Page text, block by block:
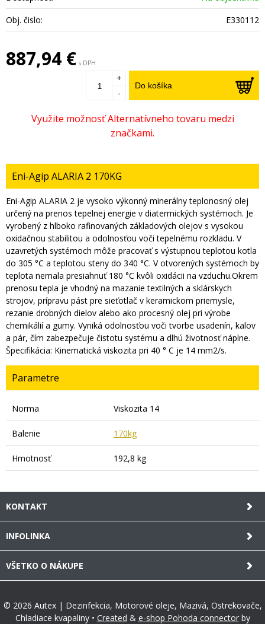
Obj. čislo:
E330112
887,94 € s DPH
Do košíka
+
-
Eni-Agip ALARIA 2 170KG
Eni-Agip ALARIA 2 je vysoko výkonný minerálny teplonosný olej
určený na prenos tepelnej energie v diatermických systémoch. Je
vyrobený z hlboko rafinovaných základových olejov s vysokou
oxidačnou stabilitou a odolnosťou voči tepelnému rozkladu. V
uzavretých systémoch môže pracovať s výstupnou teplotou kotla
do 305 °C a teplotou steny do 340 °C. V otvorených systémoch by
teplota nemala presiahnuť 180 °C kvôli oxidácii na vzduchu.Okrem
prenosu tepla je vhodný na mazanie textilných a sklárskych
strojov, prípravu pást pre sieťotlač v keramickom priemysle,
rezanie drobných dielov alebo ako procesný olej pri výrobe
chemikálií a gumy. Vyniká odolnosťou voči tvorbe usadenín, kalov
a pár, čím zabezpečuje čistotu systému a dlhú životnosť náplne.
Špecifikácia: Kinematická viskozita pri 40 ° C je 14 mm2/s.
Parametre
Norma Viskozita 14
Balenie 170kg
Hmotnosť 192,8 kg
KONTAKT
INFOLINKA
VŠETKO O NÁKUPE
© 2026 Autex | Dezinfekcia, Motorové oleje, Mazivá, Ostrekovače,
Chladiace kvapaliny • Created & e-shop Pohoda connectorby